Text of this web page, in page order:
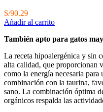
S/90.29
Añadir al carrito
También apto para gatos
La receta hipoalergénica y sin
alta calidad, que proporcionan
como la energía necesaria
combinación con la taurina,
sano. La combinación óptima
orgánicos respalda las